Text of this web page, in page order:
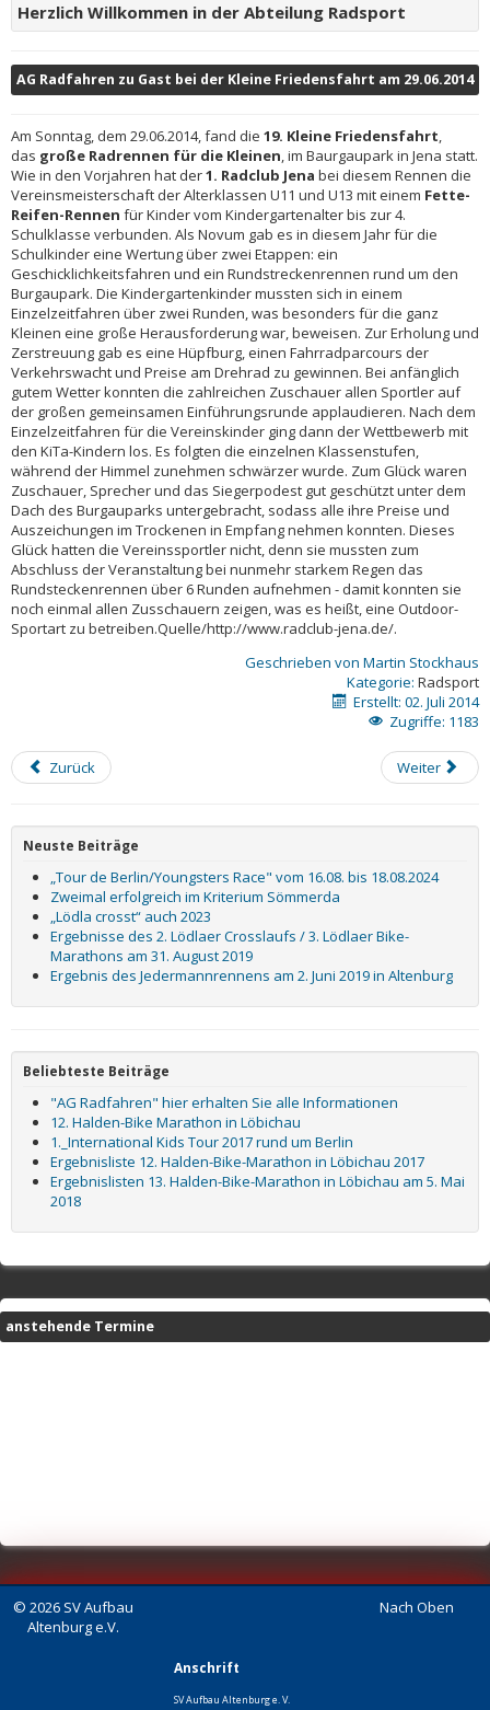
Herzlich Willkommen in der Abteilung Radsport
AG Radfahren zu Gast bei der Kleine Friedensfahrt am 29.06.2014
Am Sonntag, dem 29.06.2014, fand die 19. Kleine Friedensfahrt,
das große Radrennen für die Kleinen, im Baurgaupark in Jena statt.
Wie in den Vorjahren hat der1. Radclub Jena bei diesem Rennen die
Vereinsmeisterschaft der Alterklassen U11 und U13 mit einem Fette-
Reifen-Rennen für Kinder vom Kindergartenalter bis zur 4.
Schulklasse verbunden. Als Novum gab es in diesem Jahr für die
Schulkinder eine Wertung über zwei Etappen: ein
Geschicklichkeitsfahren und ein Rundstreckenrennen rund um den
Burgaupark. Die Kindergartenkinder mussten sich in einem
Einzelzeitfahren über zwei Runden, was besonders für die ganz
Kleinen eine große Herausforderung war, beweisen. Zur Erholung und
Zerstreuung gab es eine Hüpfburg, einen Fahrradparcours der
Verkehrswacht und Preise am Drehrad zu gewinnen. Bei anfänglich
gutem Wetter konnten die zahlreichen Zuschauer allen Sportler auf
der großen gemeinsamen Einführungsrunde applaudieren. Nach dem
Einzelzeitfahren für die Vereinskinder ging dann der Wettbewerb mit
den KiTa-Kindern los. Es folgten die einzelnen Klassenstufen,
während der Himmel zunehmen schwärzer wurde. Zum Glück waren
Zuschauer, Sprecher und das Siegerpodest gut geschützt unter dem
Dach des Burgauparks untergebracht, sodass alle ihre Preise und
Auszeichungen im Trockenen in Empfang nehmen konnten. Dieses
Glück hatten die Vereinssportler nicht, denn sie mussten zum
Abschluss der Veranstaltung bei nunmehr starkem Regen das
Rundsteckenrennen über 6 Runden aufnehmen - damit konnten sie
noch einmal allen Zusschauern zeigen, was es heißt, eine Outdoor-
Sportart zu betreiben.Quelle/http://www.radclub-jena.de/.
Geschrieben von Martin Stockhaus
Kategorie: Radsport
Erstellt: 02. Juli 2014
Zugriffe: 1183
Zurück Weiter
Neuste Beiträge
„Tour de Berlin/Youngsters Race" vom 16.08. bis 18.08.2024
Zweimal erfolgreich im Kriterium Sömmerda
„Lödla crosst“ auch 2023
Ergebnisse des 2. Lödlaer Crosslaufs / 3. Lödlaer Bike-
Marathons am 31. August 2019
Ergebnis des Jedermannrennens am 2. Juni 2019 in Altenburg
Beliebteste Beiträge
"AG Radfahren" hier erhalten Sie alle Informationen
12. Halden-Bike Marathon in Löbichau
1._International Kids Tour 2017 rund um Berlin
Ergebnisliste 12. Halden-Bike-Marathon in Löbichau 2017
Ergebnislisten 13. Halden-Bike-Marathon in Löbichau am 5. Mai
2018
anstehende Termine
© 2026 SV Aufbau
Altenburg e.V.
Nach Oben
Anschrift
SV Aufbau Altenburg e. V.